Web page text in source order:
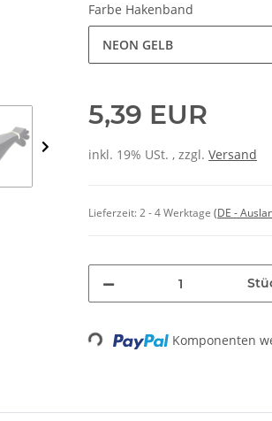
Farbe Hakenband
NEON GELB
5,39 EUR
inkl. 19% USt. , zzgl. Versand
Lieferzeit:2 - 4 Werktage (DE -
Loading... Komponenten